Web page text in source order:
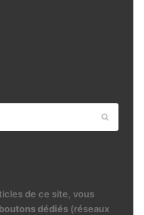
de ce site, vous
boutons dédiés(réseaux